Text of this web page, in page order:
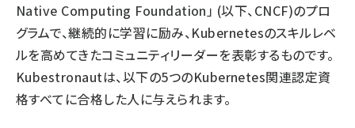
Native Computing Foundation」 (以下、CNCF)のプロ
グラムで、継続的に学習に励み、Kubernetesのスキルレベ
ルを高めてきたコミュニティリーダーを表彰するものです。
Kubestronautは、以下の5つのKubernetes関連認定資
格すべてに合格した人に与えられます。